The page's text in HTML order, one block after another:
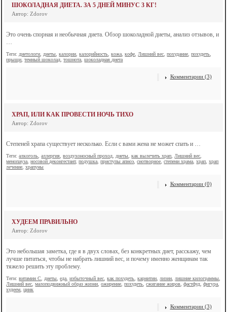
ШОКОЛАДНАЯ ДИЕТА. ЗА 5 ДНЕЙ МИНУС 3 КГ!
Автор: Zdorov
Это очень спорная и необычная диета. Обзор шоколадной диеты, анализ отзывов, и
…
Теги: диетологи диеты ,калории ,калорийность ,кожа ,кофе Лишний вес ,похудание ,похудеть
прыщи ,темный шоколад ,тошнота ,шоколадная диета
Комментарии (3)
ХРАП, ИЛИ КАК ПРОВЕСТИ НОЧЬ ТИХО
Автор: Zdorov
Степеней храпа существует несколько. Если с вами жена не может спать и …
Теги:алкоголь ,аллергия ,воздухоносный проход диеты ,как вылечить храп Лишний вес
менопауза ,носовой деконгестант,подушка ,приступы апноэ ,снотворное ,степени храма ,храп ,храп
лечение ,храпуны
Комментарии (0)
ХУДЕЕМ ПРАВИЛЬНО
Автор: Zdorov
Это небольшая заметка, где я в двух словах, без конкретных диет, расскажу, чем
лучше питаться, чтобы не набрать лишний вес, и почему именно женщинам так
тяжело решить эту проблему.
Теги:витамин C диеты ,еда ,избыточный вес ,как похудеть ,карнитин лизин лишние килограммы
Лишний вес ,малоподвижный образ жизни ,ожирение ,похудеть ,сжигание жиров ,фастфуд ,фигура
худеем ,цинк
Комментарии (3)